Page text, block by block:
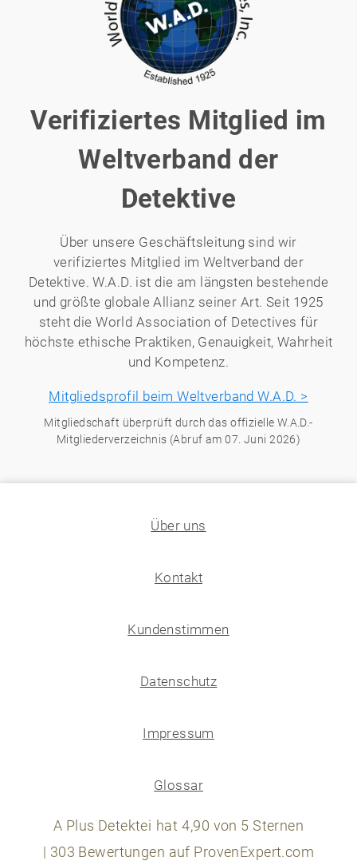
Verifiziertes Mitglied im
Weltverband der
Detektive
Über unsere Geschäftsleitung sind wir
verifiziertes Mitglied im Weltverband der
Detektive. W.A.D. ist die am längsten bestehende
und größte globale Allianz seiner Art. Seit 1925
steht die World Association of Detectives für
höchste ethische Praktiken, Genauigkeit, Wahrheit
und Kompetenz.
Mitgliedsprofil beim Weltverband W.A.D. >
Mitgliedschaft überprüft durch das offizielle W.A.D.-
Mitgliederverzeichnis (Abruf am 07. Juni 2026)
Über uns
Kontakt
Kundenstimmen
Datenschutz
Impressum
Glossar
A Plus Detektei hat 4,90 von 5 Sternen
| 303 Bewertungen auf ProvenExpert.com